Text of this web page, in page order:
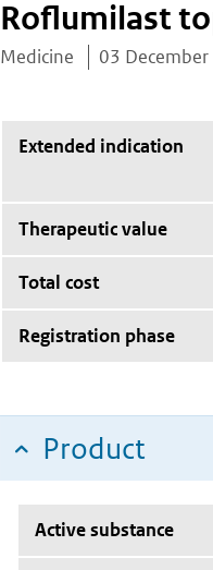
Roflumilast
Medicine 03
Extended indication
Therapeutic value
Total cost
Registration phase
Product
Active substance